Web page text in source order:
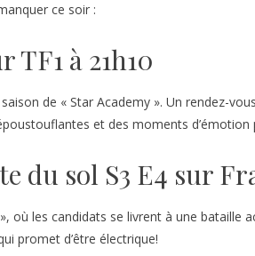
ce soir :
TF1 à 21h10
de « Star Academy ». Un rendez-
et des moments d’émotion
du sol S3 E4 sur
où les candidats se livrent à une bataille
promet d’être électrique!